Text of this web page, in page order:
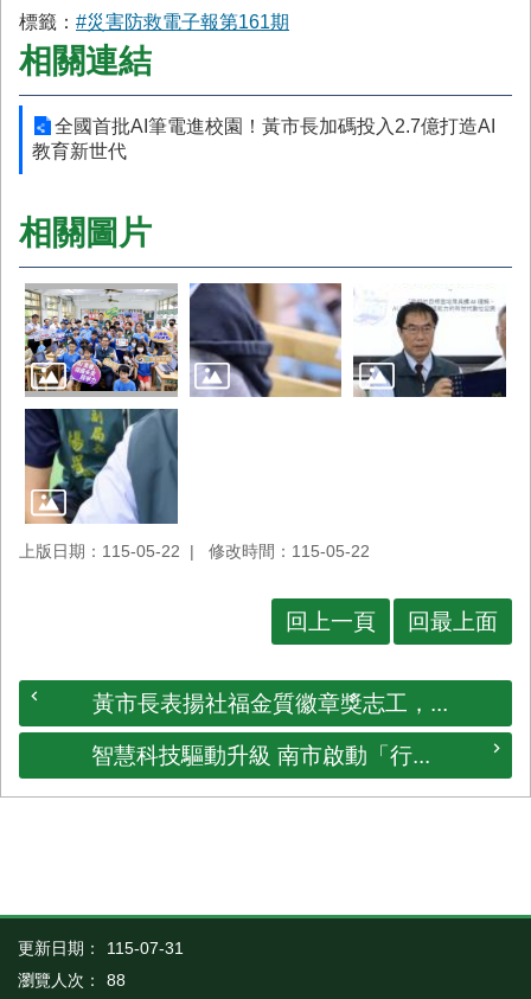
標籤： #災害防救電子報第161期
相關連結
全國首批AI筆電進校園！黃市長加碼投入2.7億打造AI
教育新世代
相關圖片
上版日期：115-05-22 修改時間：115-05-22
回上一頁 回最上面
黃市長表揚社福金質徽章獎志工，...
智慧科技驅動升級 南市啟動「行...
更新日期：
115-07-31
瀏覽人次：
88